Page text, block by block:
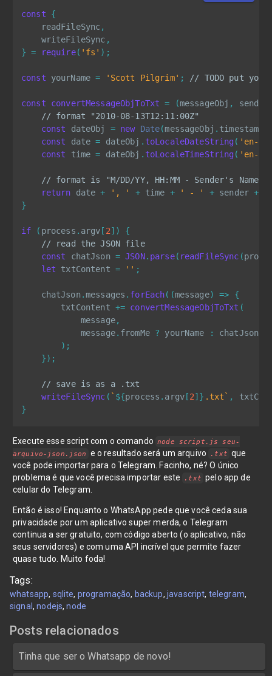
const
{
    readFileSync
,
    writeFileSync
,
} = require( 'fs' ) ;
const yourName = 'Scott Pilgrim' ; // TODO put your
const convertMessageObjToTxt = (messageObj , sender
// format "2010-08-13T12:11:00Z"
const dateObj = new Date(messageObj . timestamp
const date = dateObj . toLocaleDateString( 'en-
const time = dateObj . toLocaleTimeString( 'en-
// format is "M/DD/YY, HH:MM - Sender's Name:
return date + ', ' + time + ' - ' + sender +
}
if ( process . argv[ 2] )
{
// read the JSON file
const chatJson = JSON. parse( readFileSync (
let txtContent = '' ;
    chatJson
.messages . forEach( (message) =>
{
        txtContent
+= convertMessageObjToTxt (
            message
,
            message
. fromMe ? yourName : chatJson
) ;
}) ;
// save is as a .txt
writeFileSync ( ` ${process . argv[2]} .txt` ,
}
Execute esse script com o comando node script.js seu-
arquivo-json.json e o resultado será um arquivo .txt que
você pode importar para o Telegram. Facinho, né? O único
problema é que você precisa importar este
.txt pelo app de
celular do Telegram.
Então é isso! Enquanto o WhatsApp pede que você ceda sua
privacidade por um aplicativo super merda, o Telegram
continua a ser gratuito, com código aberto (o aplicativo, não
seus servidores) e com uma API incrível que permite fazer
quase tudo. Muito foda!
Tags:
whatsapp sqlite programação backup javascript telegram
signal
nodejs node
Posts relacionados
Tinha que ser o Whatsapp de novo!